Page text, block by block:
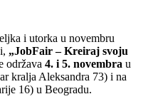
i utorka u novembru
„JobFair – Kreiraj svoju
održava 4. i 5. novembra u
kralja Aleksandra 73) i na
16) u Beogradu.